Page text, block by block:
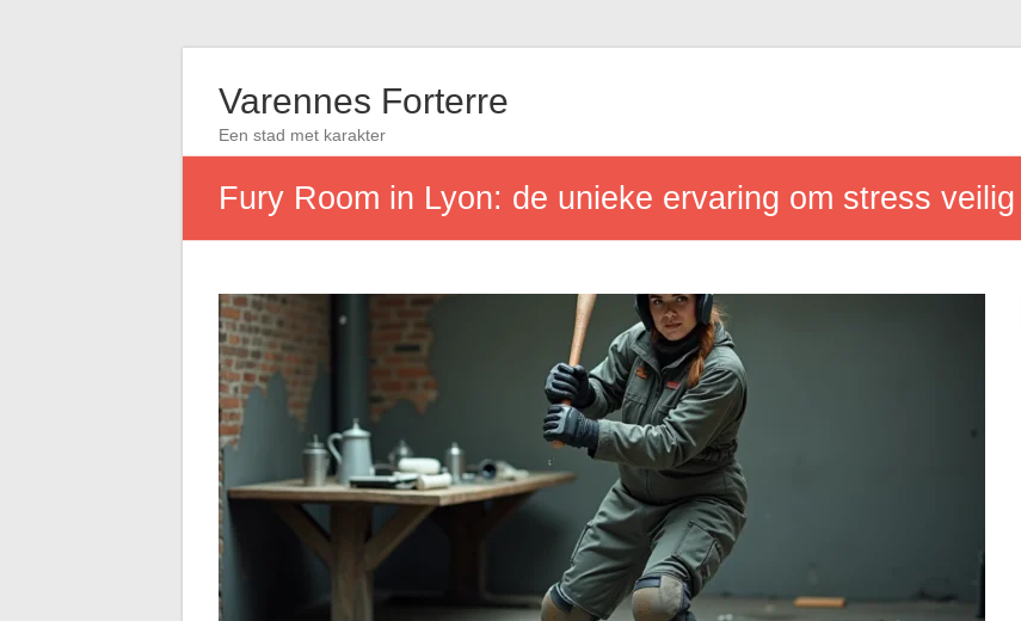
Varennes Forterre
Een stad met karakter
Fury Room in Lyon: de unieke ervaring om stress